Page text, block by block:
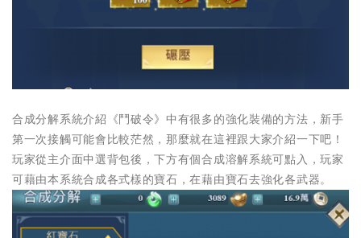
合成分解系統介紹《鬥破令》中有很多的強化裝備的方法，新手
第一次接觸可能會比較茫然，那麼就在這裡跟大家介紹一下吧！
玩家從主介面中選背包後，下方有個合成溶解系統可點入，玩家
可藉由本系統合成各式樣的寶石，在藉由寶石去強化各武器。